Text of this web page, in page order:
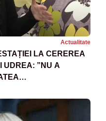
Actualitate
LA CEREREA
UDREA: ”NU A